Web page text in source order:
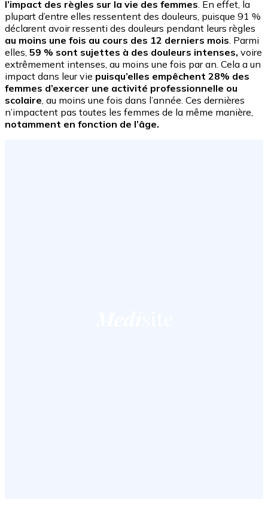
l’impact des règles sur la vie des femmes. En effet, la
plupart d’entre elles ressentent des douleurs, puisque 91 %
déclarent avoir ressenti des douleurs pendant leurs règles
au moins une fois au cours des 12 derniers mois. Parmi
elles, 59 % sont sujettes à des douleurs intenses, voire
extrêmement intenses, au moins une fois par an. Cela a un
impact dans leur vie puisqu’elles empêchent 28% des
femmes d’exercer une activité professionnelle ou
scolaire, au moins une fois dans l’année. Ces dernières
n’impactent pas toutes les femmes de la même manière,
notamment en fonction de l’âge.